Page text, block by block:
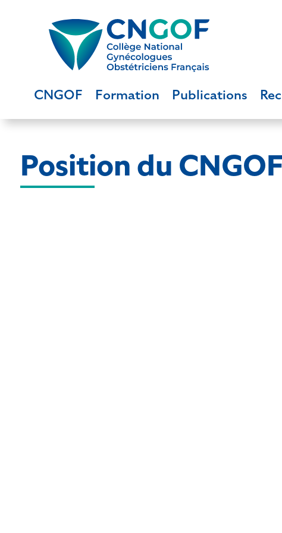
CNGOF Formation Publications
Position du